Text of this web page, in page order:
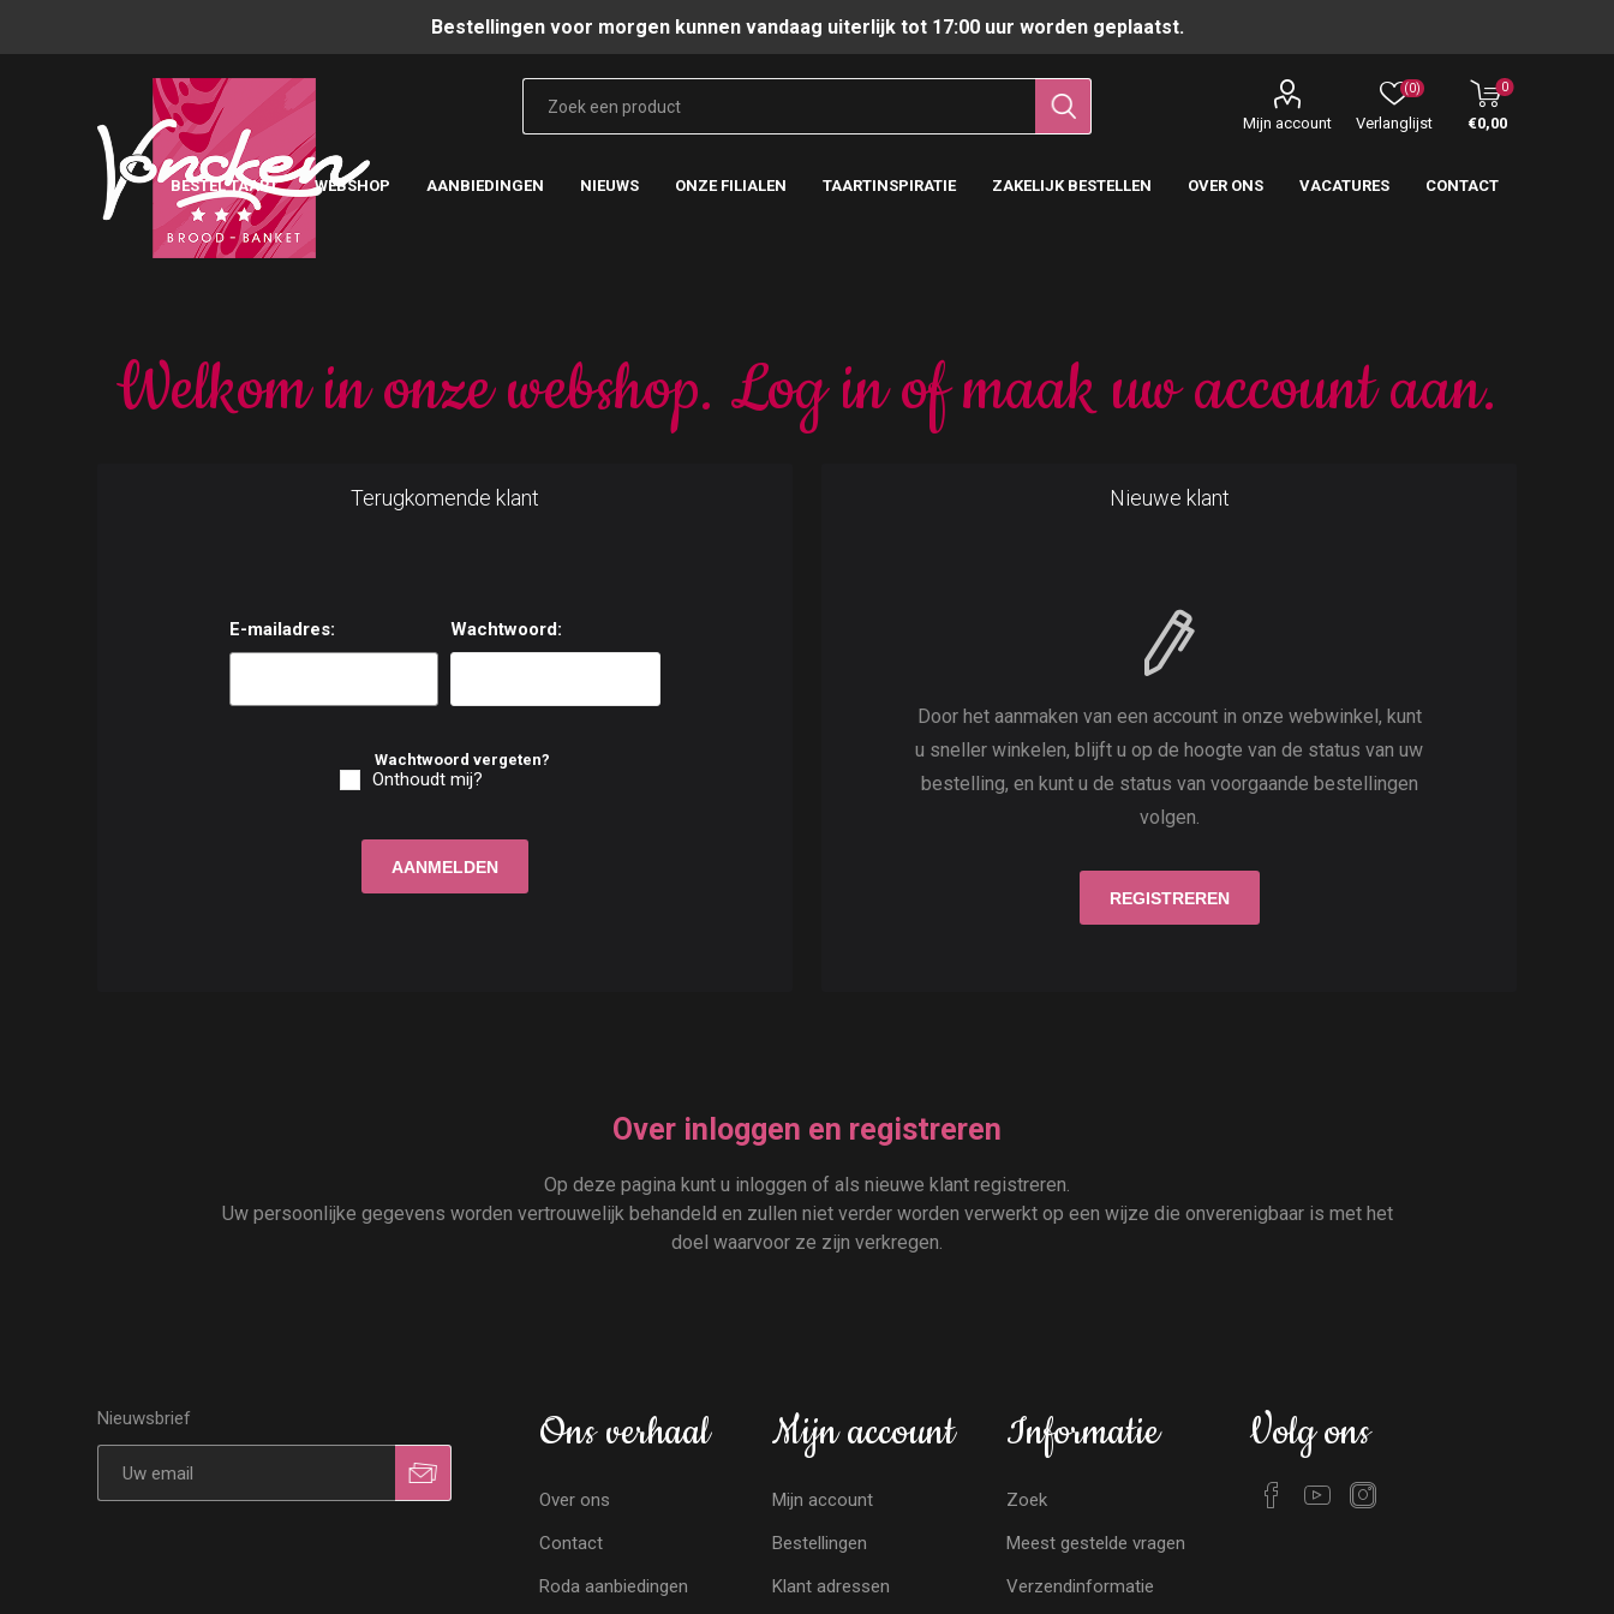
Bestellingen voor morgen kunnen vandaag uiterlijk tot 17:00 uur worden geplaatst.
Mijn account Verlanglijst
(0) 0
€0,00
BESTEL TAART WEBSHOP AANBIEDINGEN NIEUWS ONZE FILIALEN TAARTINSPIRATIE ZAKELIJK BESTELLEN OVER ONS VACATURES CONTACT
Welkom in onze webshop. Log in of maak uw account aan.
Nieuwe klant
Door het aanmaken van een account in onze webwinkel, kunt
u sneller winkelen, blijft u op de hoogte van de status van uw
bestelling, en kunt u de status van voorgaande bestellingen
volgen.
Terugkomende klant
E-mailadres: Wachtwoord:
Wachtwoord vergeten?
Onthoudt mij?
Over inloggen en registreren
Op deze pagina kunt u inloggen of als nieuwe klant registreren.
Uw persoonlijke gegevens worden vertrouwelijk behandeld en zullen niet verder worden verwerkt op een wijze die onverenigbaar is met het
doel waarvoor ze zijn verkregen.
Nieuwsbrief Ons verhaal
Over ons
Contact
Roda aanbiedingen
Mijn account
Mijn account
Bestellingen
Klant adressen
Informatie
Zoek
Meest gestelde vragen
Verzendinformatie
Volg ons